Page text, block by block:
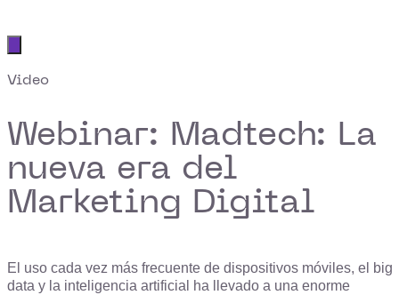
Video
Webinar: Madtech: La
nueva era del
Marketing Digital
E l uso cada vez más frecuente de dispositivos móviles, el big
data y la inteligencia artificial ha llevado a una enorme